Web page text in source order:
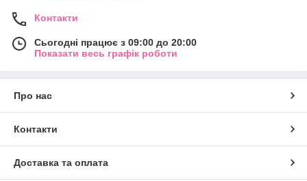
Контакти
Сьогодні працює з 09:00 до 20:00
Показати весь графік роботи
Про нас
Контакти
Доставка та оплата